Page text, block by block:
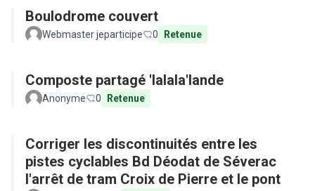
Boulodrome couvert
Webmaster jeparticipe 0 Retenue
Composte partagé 'lalala'lande
Anonyme 0 Retenue
Corriger les discontinuités entre les
pistes cyclables Bd Déodat de Séverac
l'arrêt de tram Croix de Pierre et le pont